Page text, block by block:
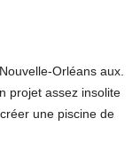
Orléans aux.
projet assez insolite
une piscine de